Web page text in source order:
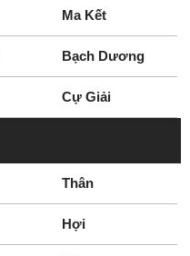
Ma Kết
Bạch Dương
Cự Giải
Thân
Hợi